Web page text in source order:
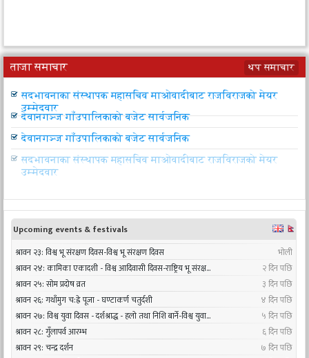
ताजा समाचार थप समाचार
उपप्रधानमन्त्री महरा आज चीन जाँदै
सदभावनाका संस्थापक महासचिव माओवादीबाट राजविराजको मेयर
उम्मेदवार
देवानगञ्ज गाँउपालिकाको बजेट सार्वजनिक
देवानगञ्ज गाँउपालिकाको बजेट सार्वजनिक
सदभावनाका संस्थापक महासचिव माओवादीबाट राजविराजको मेयर
उम्मेदवार